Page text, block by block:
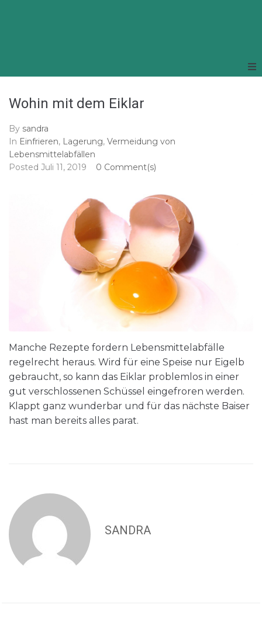
Wohin mit dem Eiklar
By sandra
In Einfrieren, Lagerung, Vermeidung von
Lebensmittelabfällen
Posted Juli 11, 2019 0 Comment(s)
Manche Rezepte fordern Lebensmittelabfälle
regelrecht heraus. Wird für eine Speise nur Eigelb
gebraucht, so kann das Eiklar problemlos in einer
gut verschlossenen Schüssel eingefroren werden.
Klappt ganz wunderbar und für das nächste Baiser
hast man bereits alles parat.
SANDRA